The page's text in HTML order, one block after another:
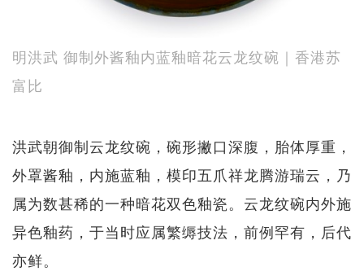
明洪武 御制外酱釉内蓝釉暗花云龙纹碗｜香港苏
富比
洪武朝御制云龙纹碗，碗形撇口深腹，胎体厚重，
外罩酱釉，内施蓝釉，模印五爪祥龙腾游瑞云，乃
属为数甚稀的一种暗花双色釉瓷。云龙纹碗内外施
异色釉药，于当时应属繁缛技法，前例罕有，后代
亦鲜。